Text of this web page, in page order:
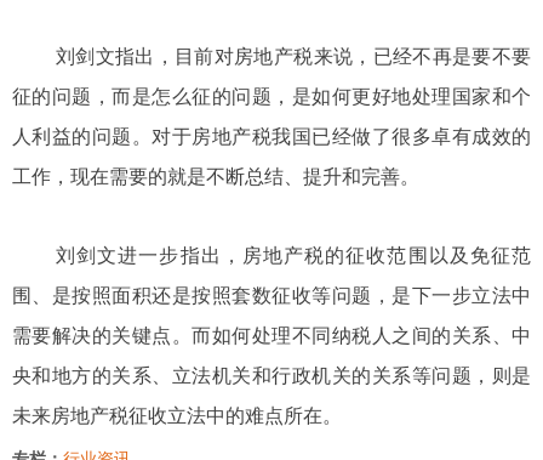
刘剑文指出，目前对房地产税来说，已经不再是要不要
征的问题，而是怎么征的问题，是如何更好地处理国家和个
人利益的问题。对于房地产税我国已经做了很多卓有成效的
工作，现在需要的就是不断总结、提升和完善。
刘剑文进一步指出，房地产税的征收范围以及免征范
围、是按照面积还是按照套数征收等问题，是下一步立法中
需要解决的关键点。而如何处理不同纳税人之间的关系、中
央和地方的关系、立法机关和行政机关的关系等问题，则是
未来房地产税征收立法中的难点所在。